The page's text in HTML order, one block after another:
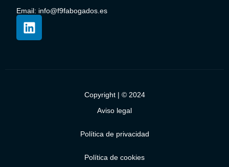
Email: info@f9fabogados.es
Copyright | © 2024
Aviso legal
Política de privacidad
Política de cookies